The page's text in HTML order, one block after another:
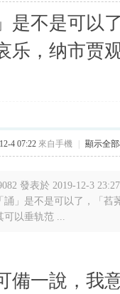
是不是可以
乐，纳市贾
4 07:22 來自手機 顯示全
發表於 2019-12-3 23:27
誦」是不是可以了，「萏
可以垂轨范 ...
備一說，我